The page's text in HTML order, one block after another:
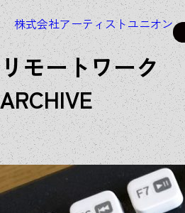
株式会社アーティストユニオン
リモートワーク
ARCHIVE